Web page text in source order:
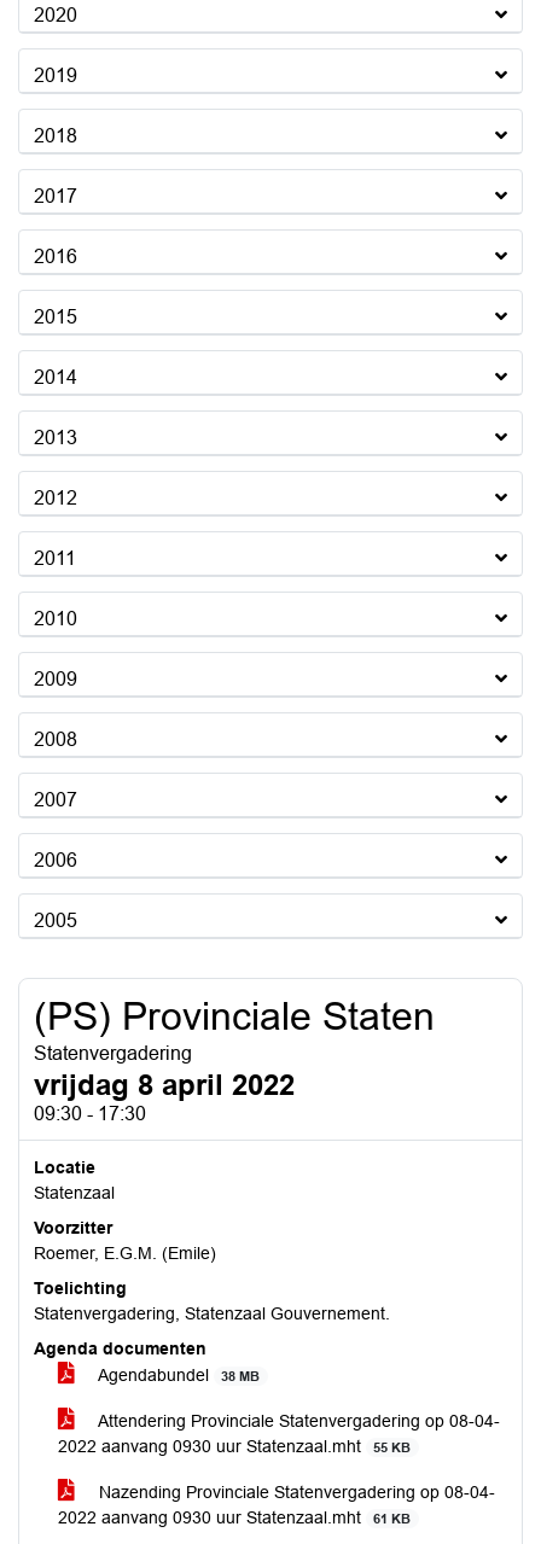
2020
2019
2018
2017
2016
2015
2014
2013
2012
2011
2010
2009
2008
2007
2006
2005
(PS) Provinciale Staten
Statenvergadering
vrijdag 8 april 2022
09:30 - 17:30
Locatie
Statenzaal
Voorzitter
Roemer, E.G.M. (Emile)
Toelichting
Statenvergadering, Statenzaal Gouvernement.
Agenda documenten
Agendabundel
38 MB
Attendering Provinciale Statenvergadering op 08-04-
2022 aanvang 0930 uur Statenzaal.mht
55 KB
Nazending Provinciale Statenvergadering op 08-04-
2022 aanvang 0930 uur Statenzaal.mht
61 KB